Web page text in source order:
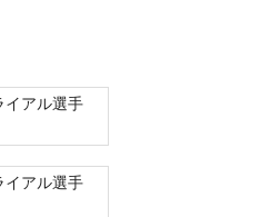
イアル選手
イアル選手